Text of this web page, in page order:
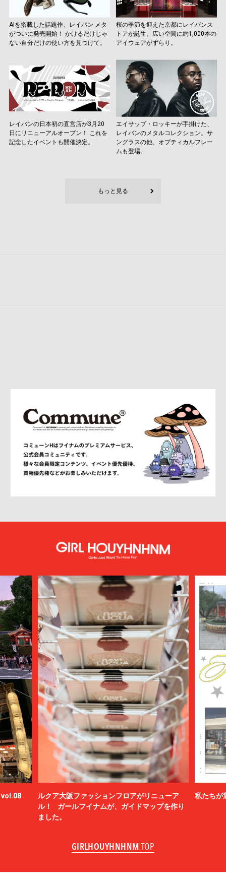
AIを搭載した話題作、レイバン メタ
がついに発売開始！ かけるだけじゃ
ない自分だけの使い方を見つけて。
桜の季節を迎えた京都にレイバンス
トアが誕生。広い空間に約1,000本の
アイウェアがずらり。
レイバンの日本初の直営店が3月20
日にリニューアルオープン！ これを
記念したイベントも開催決定。
エイサップ・ロッキーが手掛けた、
レイバンのメタルコレクション。サ
ングラスの他、オプティカルフレー
ムも登場。
もっと見る
vol.08
ルクア大阪ファッションフロアがリニューア
ル！ ガールフイナムが、ガイドマップを作り
ました。
私たちが
GIRLHOUYHNHNM TOP